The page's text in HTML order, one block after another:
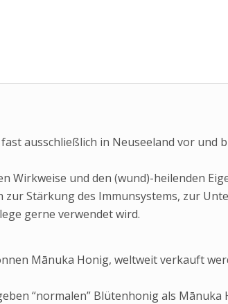
ausschließlich in Neuseeland vor und
Wirkweise und den (wund)-heilenden
Stärkung des Immunsystems, zur
gerne verwendet wird.
Mānuka Honig, weltweit verkauft
“normalen” Blütenhonig als Mānuka